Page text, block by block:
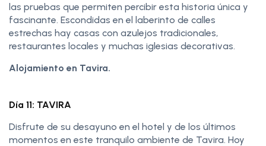
las pruebas que permiten percibir esta historia única y
fascinante. Escondidas en el laberinto de calles
estrechas hay casas con azulejos tradicionales,
restaurantes locales y muchas iglesias decorativas.
Alojamiento en Tavira.
Día 11: TAVIRA
Disfrute de su desayuno en el hotel y de los últimos
momentos en este tranquilo ambiente de Tavira. Hoy